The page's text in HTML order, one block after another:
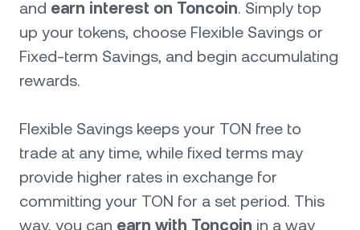
and earn interest on Toncoin. Simply top
up your tokens, choose Flexible Savings or
Fixed-term Savings, and begin accumulating
rewards.
Flexible Savings keeps your TON free to
trade at any time, while fixed terms may
provide higher rates in exchange for
committing your TON for a set period. This
way, you can earn with Toncoin in a way